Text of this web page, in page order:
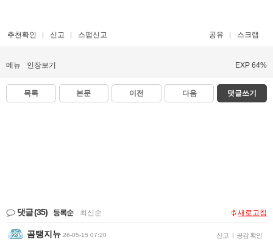
추천확인 신고 스팸신고 공유 스크랩
메뉴 인장보기 EXP 64%
목록 본문 이전 다음 댓글쓰기
댓글(35) 등록순 최신순 새로고침
곰탱지뉴 26-05-15 07:20 신고 | 공감 확인